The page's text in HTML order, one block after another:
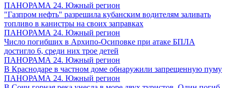
ПАНОРАМА 24. Южный регион
"Газпром нефть" разрешила кубанским водителям заливать
топливо в канистры на своих заправках
ПАНОРАМА 24. Южный регион
Число погибших в Архипо-Осиповке при атаке БПЛА
достигло 6, среди них трое детей
ПАНОРАМА 24. Южный регион
В Краснодаре в частном доме обнаружили запрещенную пуму
ПАНОРАМА 24. Южный регион